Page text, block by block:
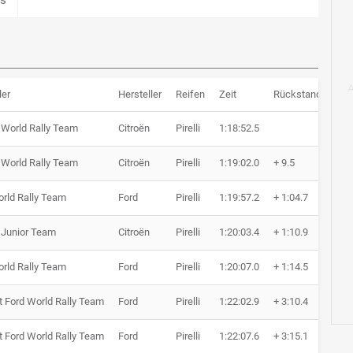
Hersteller Reifen Zeit Rückstand
Rally Team Citroën Pirelli 1:18:52.5
Rally Team Citroën Pirelli 1:19:02.0 + 9.5
Rally Team Ford Pirelli 1:19:57.2 + 1:04.7
Team Citroën Pirelli 1:20:03.4 + 1:10.9
Rally Team Ford Pirelli 1:20:07.0 + 1:14.5
Ford World Rally Team Ford Pirelli 1:22:02.9 + 3:10.4
Ford World Rally Team Ford Pirelli 1:22:07.6 + 3:15.1